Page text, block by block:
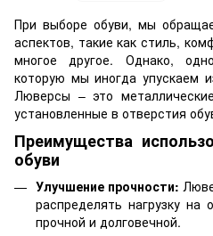
При выборе обуви, мы
аспектов, такие как стиль,
многое другое. Однако,
которую мы иногда упускаем
Люверсы – это
установленные в отверстия
Преимущества
обуви
Улучшение прочности:
распределять нагрузку
прочной и долговечной.